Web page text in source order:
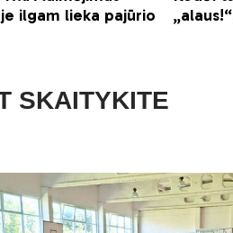
SKAITYKITE